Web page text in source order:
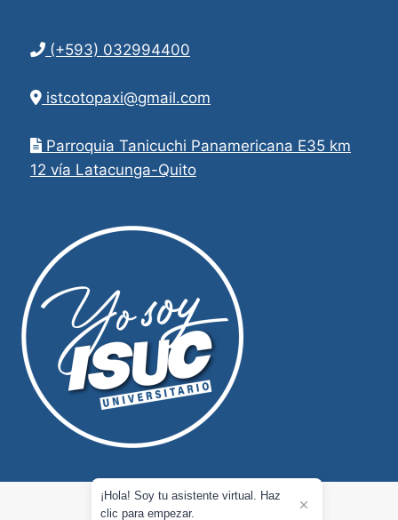
¡Hola! Soy tu asistente virtual. Haz
clic para empezar.
(+593) 032994400
istcotopaxi@gmail.com
Parroquia Tanicuchi Panamericana E35 km
12 vía Latacunga-Quito